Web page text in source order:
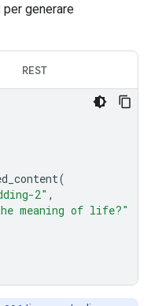
per generare
REST
(
2" ,
meaning of life?"